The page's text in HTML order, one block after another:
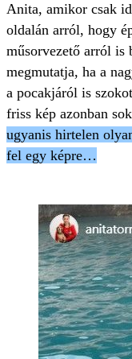
Anita, amikor csak
oldalán arról, hogy
műsorvezető arról is
megmutatja, ha a
a pocakjáról is
friss kép azonban
ugyanis hirtelen
fel egy képre…